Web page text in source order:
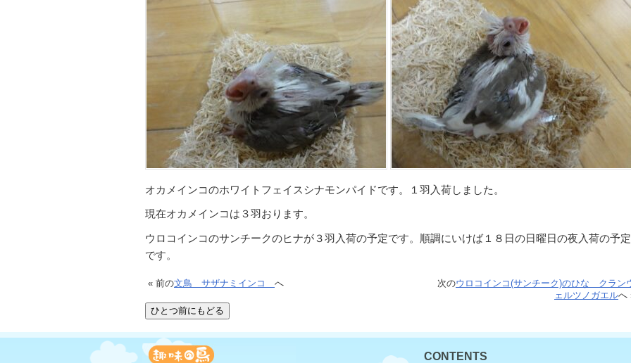
オカメインコのホワイトフェイスシナモンパイドです。１羽入荷しました。
現在オカメインコは３羽おります。
ウロコインコのサンチークのヒナが３羽入荷の予定です。順調にいけば１８日の日曜日の夜入荷の予定
です。
« 前の文鳥 サザナミインコ へ 次のウロコインコ(サンチーク)のひな クラン
ェルツノガエルへ
CONTENTS